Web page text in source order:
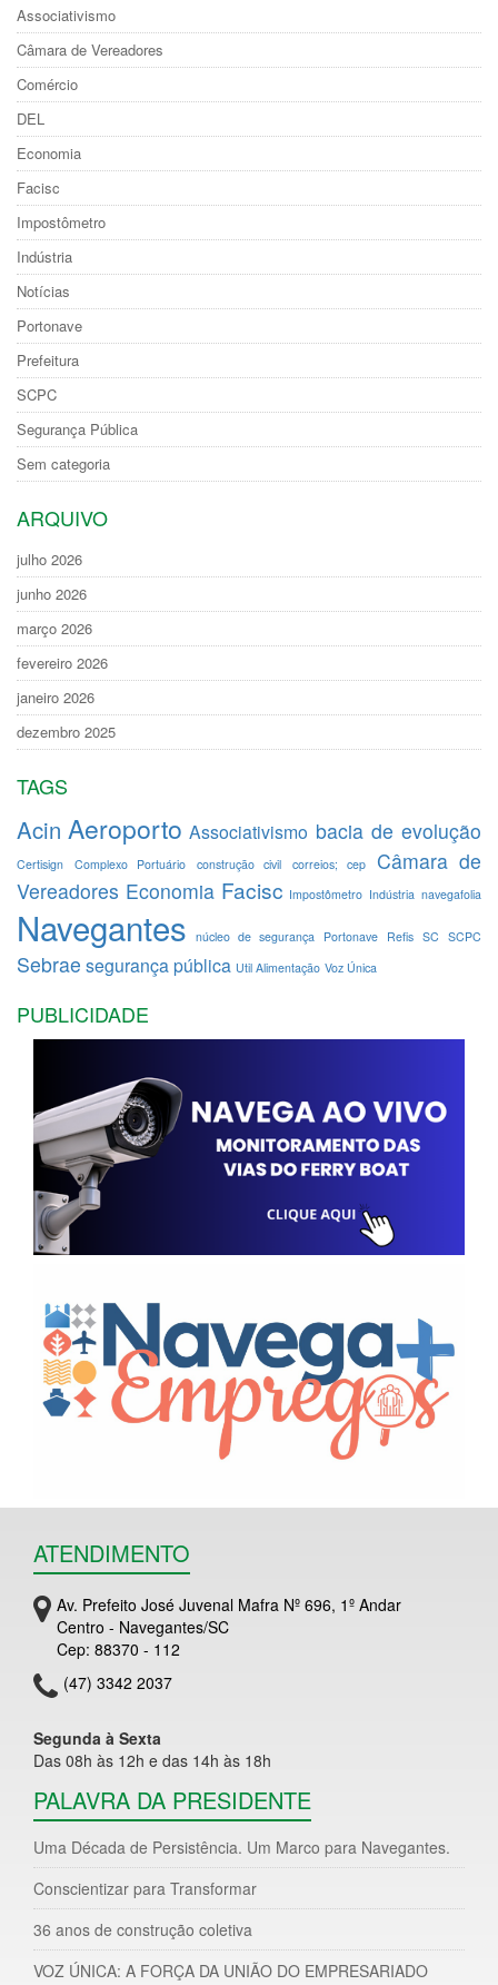
Associativismo
Câmara de Vereadores
Comércio
DEL
Economia
Facisc
Impostômetro
Indústria
Notícias
Portonave
Prefeitura
SCPC
Segurança Pública
Sem categoria
ARQUIVO
julho 2026
junho 2026
março 2026
fevereiro 2026
janeiro 2026
dezembro 2025
TAGS
Acin Aeroporto Associativismo bacia de evolução
Certisign Complexo Portuário construção civil correios; cep
Câmara de
Vereadores Economia Facisc Impostômetro Indústria navegafolia
Navegantes núcleo de segurança Portonave Refis SC SCPC
Sebrae segurança pública Util Alimentação Voz Única
PUBLICIDADE
ATENDIMENTO
Av. Prefeito José Juvenal Mafra Nº 696, 1º Andar
Centro - Navegantes/SC
Cep: 88370 - 112
(47) 3342 2037
Segunda à Sexta
Das 08h às 12h e das 14h às 18h
PALAVRA DA PRESIDENTE
Uma Década de Persistência. Um Marco para Navegantes.
Conscientizar para Transformar
36 anos de construção coletiva
VOZ ÚNICA: A FORÇA DA UNIÃO DO EMPRESARIADO